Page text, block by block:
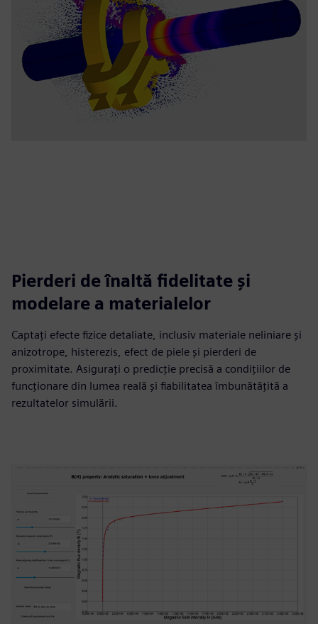
Pierderi de înaltă fidelitate și
modelare a materialelor
Captați efecte fizice detaliate, inclusiv materiale neliniare și
anizotrope, histerezis, efect de piele și pierderi de
proximitate. Asigurați o predicție precisă a condițiilor de
funcționare din lumea reală și fiabilitatea îmbunătățită a
rezultatelor simulării.